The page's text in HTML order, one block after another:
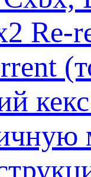
кекс